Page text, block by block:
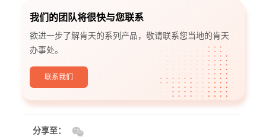
我们的团队将很快与您联系
欲进一步了解肯天的系列产品，敬请联系您当地的肯天
办事处。
联系我们
分享至：